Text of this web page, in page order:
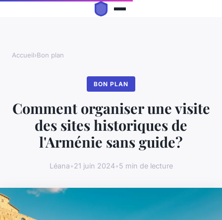
Accueil›Bon plan
BON PLAN
Comment organiser une visite
des sites historiques de
l'Arménie sans guide?
Léana•21 juin 2024•5 min de lecture